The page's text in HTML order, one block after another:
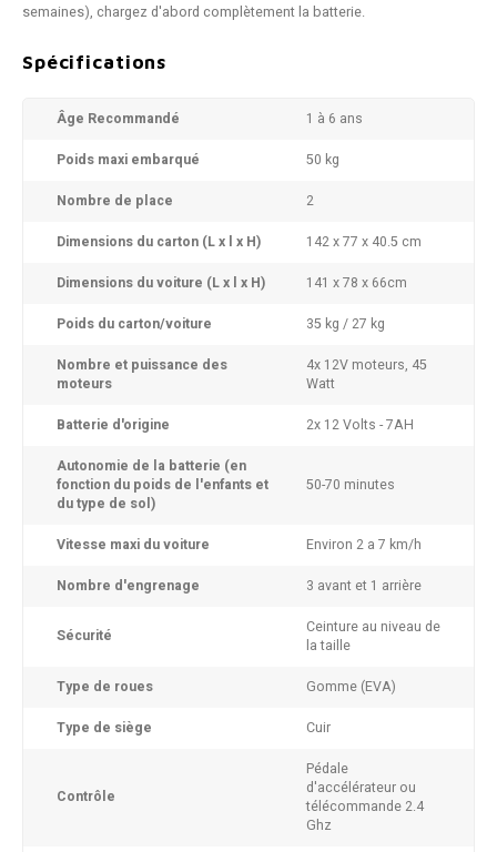
semaines), chargez d'abord complètement la batterie.
Spécifications
Âge Recommandé 1 à 6 ans
Poids maxi embarqué 50 kg
Nombre de place 2
Dimensions du carton (L x l x H) 142 x 77 x 40.5 cm
Dimensions du voiture (L x l x H) 141 x 78 x 66cm
Poids du carton/voiture 35 kg / 27 kg
Nombre et puissance des
moteurs
4x 12V moteurs, 45
Watt
Batterie d'origine 2x 12 Volts - 7AH
Autonomie de la batterie (en
fonction du poids de l'enfants et
du type de sol)
50-70 minutes
Vitesse maxi du voiture Environ 2 a 7 km/h
Nombre d'engrenage 3 avant et 1 arrière
Sécurité
Ceinture au niveau de
la taille
Type de roues Gomme (EVA)
Type de siège Cuir
Contrôle
Pédale
d'accélérateur ou
télécommande 2.4
Ghz